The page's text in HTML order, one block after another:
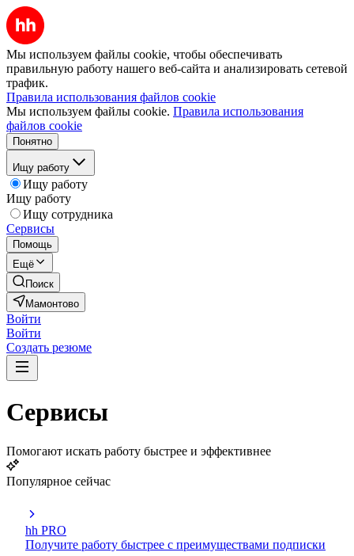
Мы используем файлы cookie, чтобы обеспечивать
правильную работу нашего веб-сайта и анализировать сетевой
трафик.
Правила использования файлов cookie
Мы используем файлы cookie. Правила использования
файлов cookie
Понятно
Ищу работу
Ищу работу
Ищу работу
Ищу сотрудника
Сервисы
Помощь
Ещё
Поиск
Мамонтово
Войти
Войти
Создать резюме
Сервисы
Помогают искать работу быстрее и эффективнее
Популярное сейчас
hh PRO
Получите работу быстрее с преимуществами подписки